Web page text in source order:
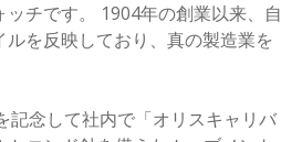
チです。 1904年の創業以来、自
を反映しており、真の製造業を
記念して社内で「オリスキャリバ